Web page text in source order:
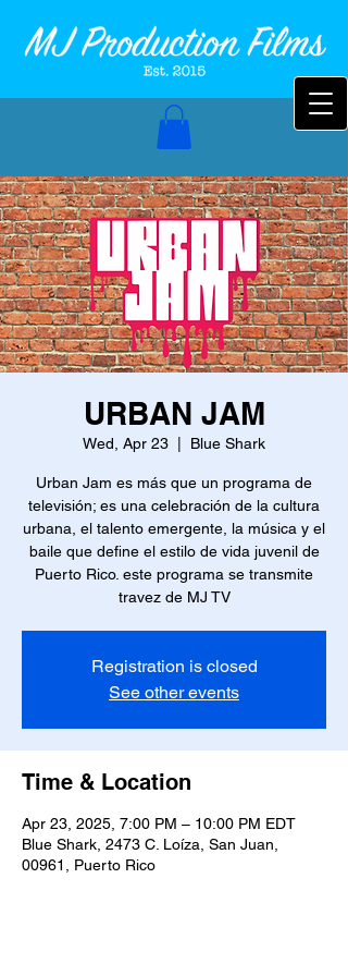
URBAN JAM
Wed, Apr 23 Blue Shark
Urban Jam es más que un programa de
televisión; es una celebración de la cultura
urbana, el talento emergente, la música y el
baile que define el estilo de vida juvenil de
Puerto Rico. este programa se transmite
travez de MJ TV
Registration is closed
See other events
Time & Location
Apr 23, 2025, 7:00 PM – 10:00 PM EDT
Blue Shark, 2473 C. Loíza, San Juan,
00961, Puerto Rico